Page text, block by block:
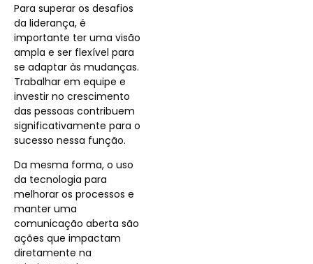
Para superar os desafios
da liderança, é
importante ter uma visão
ampla e ser flexível para
se adaptar às mudanças.
Trabalhar em equipe e
investir no crescimento
das pessoas contribuem
significativamente para o
sucesso nessa função.
Da mesma forma, o uso
da tecnologia para
melhorar os processos e
manter uma
comunicação aberta são
ações que impactam
diretamente na